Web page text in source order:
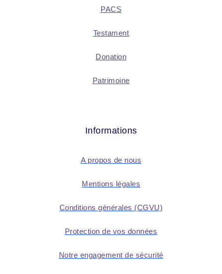
PACS
Testament
Donation
Patrimoine
Informations
A propos de nous
Mentions légales
Conditions générales (CGVU)
Protection de vos données
Notre engagement de sécurité